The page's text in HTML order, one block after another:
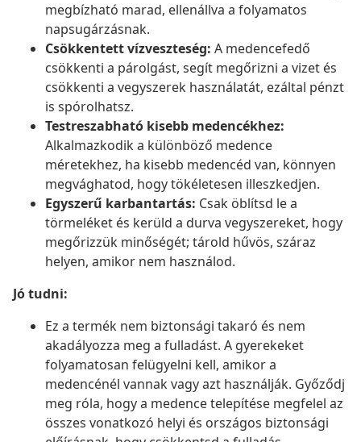
megbízható marad, ellenállva a folyamatos
napsugárzásnak.
Csökkentett vízveszteség: A medencefedő
csökkenti a párolgást, segít megőrizni a vizet és
csökkenti a vegyszerek használatát, ezáltal pénzt
is spórolhatsz.
Testreszabható kisebb medencékhez:
Alkalmazkodik a különböző medence
méretekhez, ha kisebb medencéd van, könnyen
megvághatod, hogy tökéletesen illeszkedjen.
Egyszerű karbantartás: Csak öblítsd le a
törmeléket és kerüld a durva vegyszereket, hogy
megőrizzük minőségét; tárold hűvös, száraz
helyen, amikor nem használod.
Jó tudni:
Ez a termék nem biztonsági takaró és nem
akadályozza meg a fulladást. A gyerekeket
folyamatosan felügyelni kell, amikor a
medencénél vannak vagy azt használják. Győződj
meg róla, hogy a medence telepítése megfelel az
összes vonatkozó helyi és országos biztonsági